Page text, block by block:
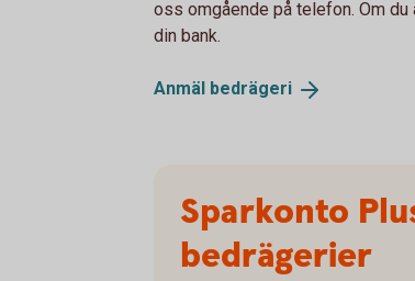
oss omgående på telefon. Om du
din bank.
Anmäl bedrägeri
Sparkonto
bedrägerier